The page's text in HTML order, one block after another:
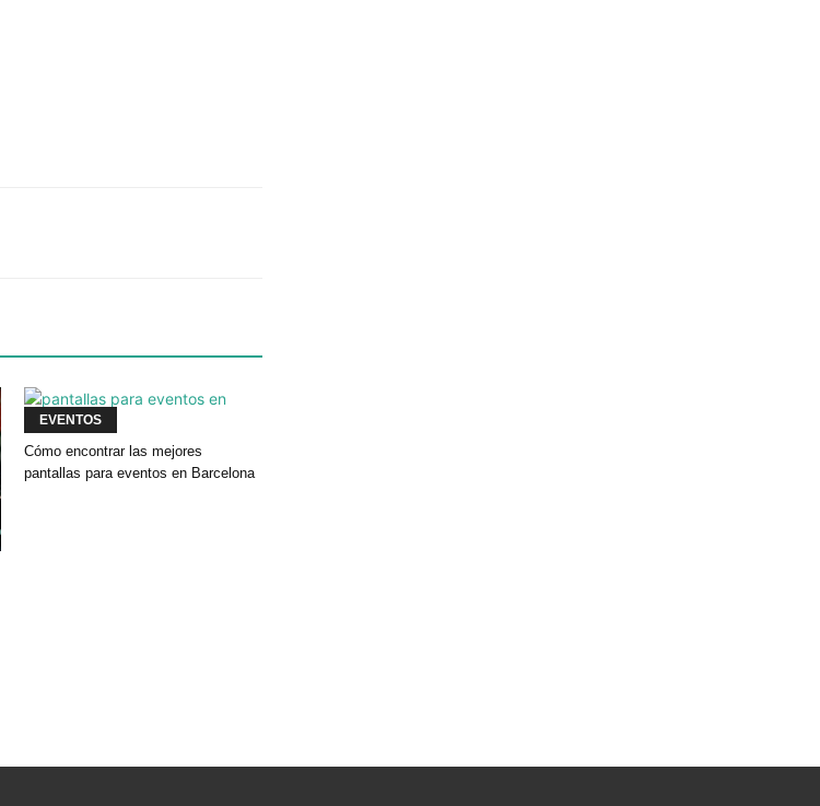
EVENTOS
Cómo encontrar las mejores
pantallas para eventos en Barcelona